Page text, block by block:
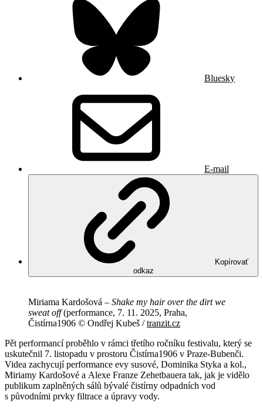
Bluesky
E-mail
Kopírovať
odkaz
Miriama Kardošová – Shake my hair over the dirt we
sweat off(performance, 7. 11. 2025, Praha,
Čistírna1906 © Ondřej Kubeš /tranzit.cz
Pět performancí proběhlo v rámci třetího ročníku festivalu, který se
uskutečnil 7. listopadu v prostoru Čistírna1906 v Praze-Bubenči.
Videa zachycují performance evy susové, Dominika Styka a kol.,
Miriamy Kardošové a Alexe Franze Zehetbauera tak, jak je vidělo
publikum zaplněných sálů bývalé čistírny odpadních vod
s původními prvky filtrace a úpravy vody.